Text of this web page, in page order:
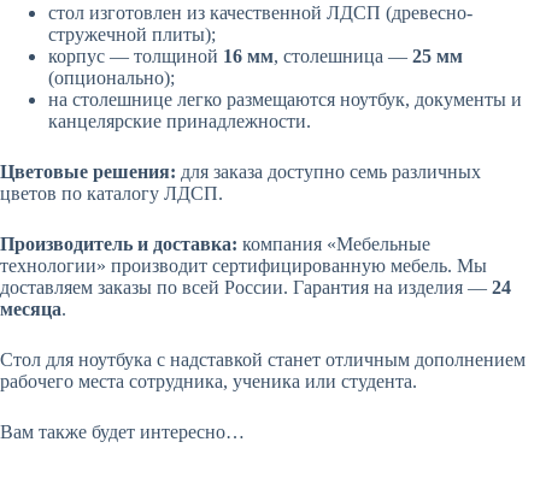
стол изготовлен из качественной ЛДСП (древесно-
стружечной плиты);
корпус — толщиной 16 мм, столешница — 25 мм
(опционально);
на столешнице легко размещаются ноутбук, документы и
канцелярские принадлежности.
Цветовые решения: для заказа доступно семь различных
цветов по каталогу ЛДСП.
Производитель и доставка: компания «Мебельные
технологии» производит сертифицированную мебель. Мы
доставляем заказы по всей России. Гарантия на изделия — 24
месяца.
Стол для ноутбука с надставкой станет отличным дополнением
рабочего места сотрудника, ученика или студента.
Вам также будет интересно…